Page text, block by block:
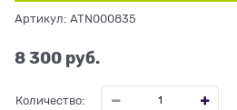
Артикул: ATN000835
8 300 руб.
Количество: